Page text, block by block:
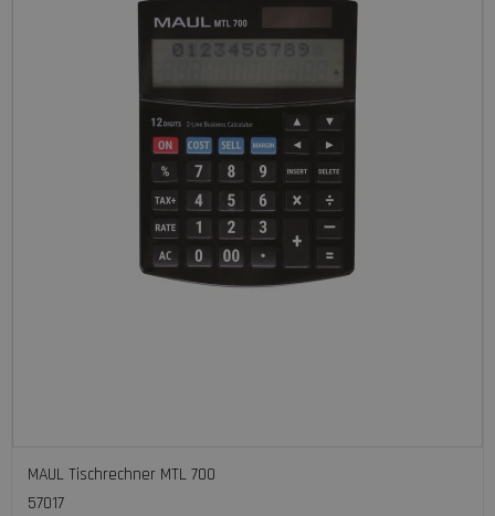
MAUL Tischrechner MTL 700
57017